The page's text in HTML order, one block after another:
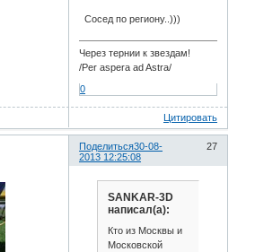
Сосед по региону..)))
Через тернии к звездам!
/Per aspera ad Astra/
0
Цитировать
Поделиться 27
30-08-
2013 12:25:08
SANKAR-3D
написал(а):
Кто из Москвы и
Московской